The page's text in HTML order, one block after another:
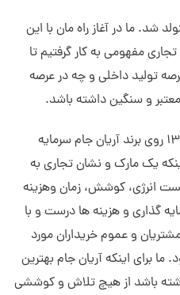
1388 متولد شد. ما در آغاز راه مان با این
مفهومی به کار گرفتیم تا
تولید داخلی و چه در عرصه
و سنگین داشته باشد.
برای نیل به این هدف ، از سال 1390 روی برند آریان جام سرمایه
یک مارک و نشان تجاری به
انرژی، کوشش، زمان وهزینه
گذاری و هزینه ها درست و با
و عموم خریداران مورد
برای اینکه آریان جام بهترین
باشد از هیچ تلاش و کوششی